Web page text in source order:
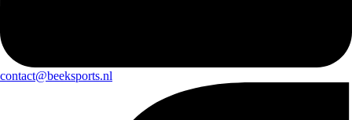
contact@beeksports.nl